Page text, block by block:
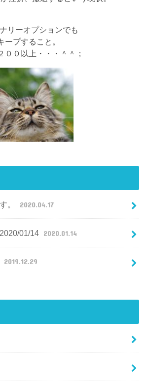
リーオプションでも
ープすること。
００以上・・・＾＾；
。 2020.04.17
01/14 2020.01.14
2019.12.29